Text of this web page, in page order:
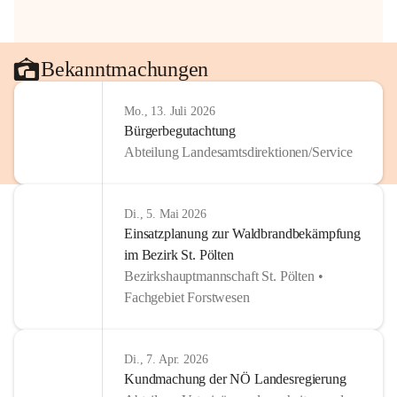
Bekanntmachungen
Mo., 13. Juli 2026
Bürgerbegutachtung
Abteilung Landesamtsdirektionen/Service
Di., 5. Mai 2026
Einsatzplanung zur Waldbrandbekämpfung
im Bezirk St. Pölten
Bezirkshauptmannschaft St. Pölten •
Fachgebiet Forstwesen
Di., 7. Apr. 2026
Kundmachung der NÖ Landesregierung